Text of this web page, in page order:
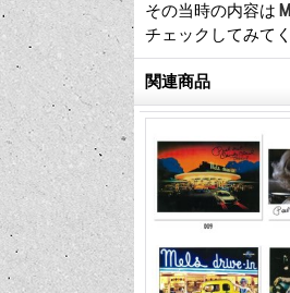
その当時の内容は
チェックしてみてく
関連商品